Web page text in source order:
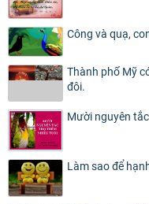
Công và quạ,
Thành phố Mỹ
đôi.
Mười nguyên
Làm sao để